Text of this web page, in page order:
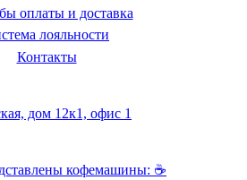
оплаты и доставка
лояльности
Контакты
дом 12к1, офис 1
кофемашины: ☕️